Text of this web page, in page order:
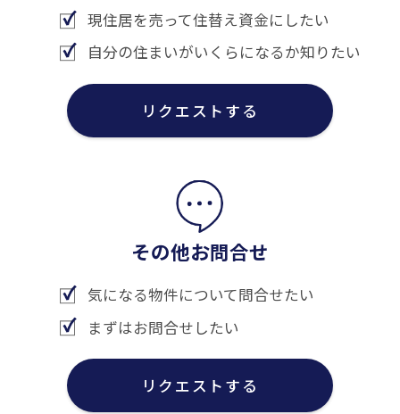
現住居を売って住替え資金にしたい
自分の住まいがいくらになるか知りたい
リクエストする
その他お問合せ
気になる物件について問合せたい
まずはお問合せしたい
リクエストする